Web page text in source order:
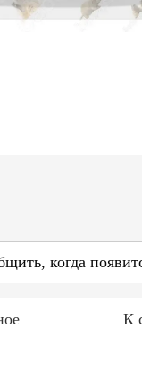
когда
К